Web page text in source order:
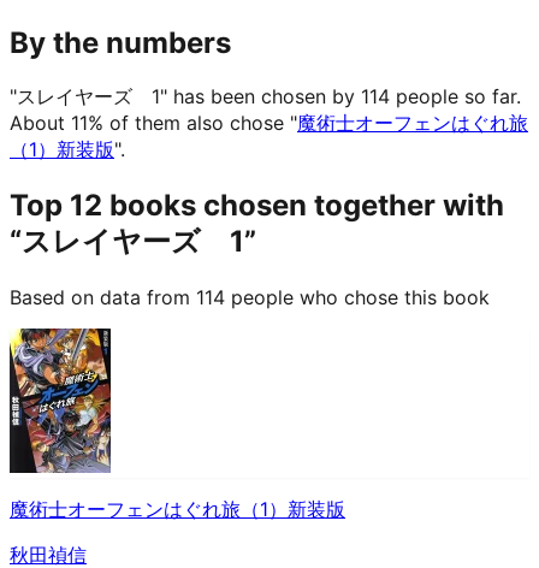
By the numbers
"スレイヤーズ 1" has been chosen by 114 people so far.
About 11% of them also chose "魔術士オーフェンはぐれ旅
（1）新装版".
Top 12 books chosen together with
“スレイヤーズ 1”
Based on data from 114 people who chose this book
魔術士オーフェンはぐれ旅（1）新装版
秋田禎信